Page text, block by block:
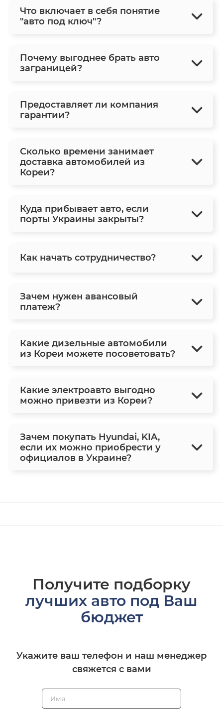
Что включает в себя понятие
"авто под ключ"?
Почему выгоднее брать авто
заграницей?
Предоставляет ли компания
гарантии?
Сколько времени занимает
доставка автомобилей из
Кореи?
Куда прибывает авто, если
порты Украины закрыты?
Как начать сотрудничество?
Зачем нужен авансовый
платеж?
Какие дизельные автомобили
из Кореи можете посоветовать?
Какие электроавто выгодно
можно привезти из Кореи?
Зачем покупать Hyundai, KIA,
если их можно приобрести у
официалов в Украине?
Получите подборку
лучших авто под Ваш
бюджет
Укажите ваш телефон и наш менеджер
свяжется с вами